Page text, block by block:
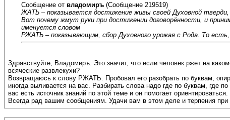
Сообщение от владомиръ (Сообщение 219519)
ЖАТЬ – показывается достижение живы своей Духовной
Вот почему жмут руки при достижении договорённости, и
именуется словом
РЖАТЬ – показывающим, сбор Духовного урожая с Рода. То есть,
Здравствуйте, Владомиръ. Это значит, что если человек ржет на
всяческие развлекухи?
Возвращаюсь к слову РЖАТЬ. Пробовал его разобрать по буквам,
иногда выливается на вас. Разбирать слова надо где по буквам, где
вас есть источник знаний по этой теме и он помогает
Всегда рад вашим сообщениям. Удачи вам в этом деле и терпения